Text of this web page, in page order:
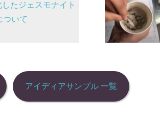
たジェスモナイト
ついて
アイディアサンプル 一覧